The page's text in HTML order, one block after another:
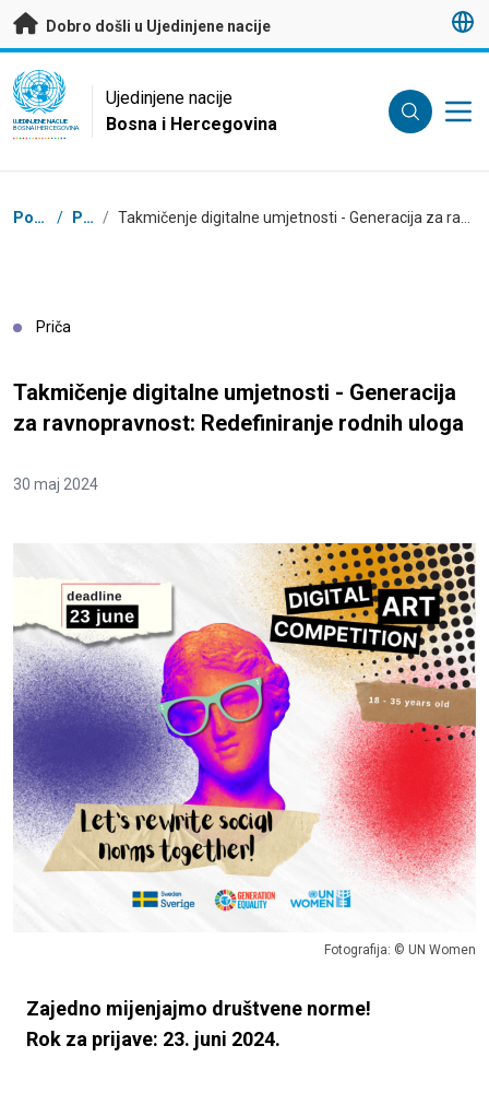
Preskoči na glavni sadržaj
Dobro došli u Ujedinjene nacije
UN Logo
UJEDINJENE NACIJE
BOSNA I HERCEGOVINA
Ujedinjene nacije
Bosna i Hercegovina
Mrvice
Početna / Priče /
Priča
Takmičenje digitalne umjetnosti - Generacija
za ravnopravnost: Redefiniranje rodnih uloga
30 maj 2024
Fotografija: © UN Women
Zajedno mijenjajmo društvene norme!
Rok za prijave: 23. juni 2024.